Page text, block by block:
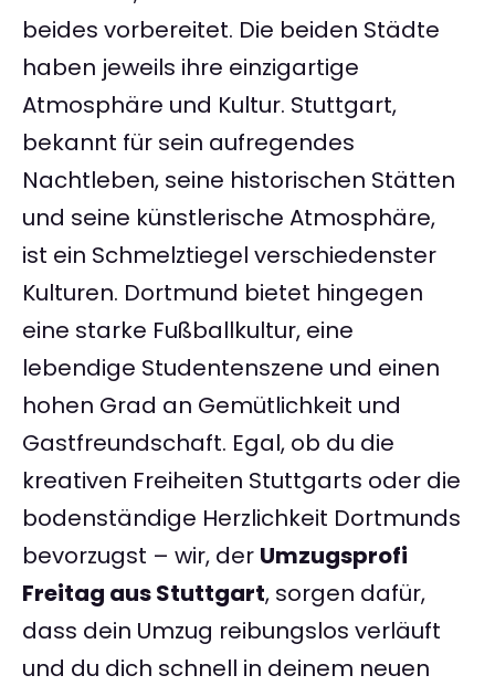
beides vorbereitet. Die beiden Städte
haben jeweils ihre einzigartige
Atmosphäre und Kultur. Stuttgart,
bekannt für sein aufregendes
Nachtleben, seine historischen Stätten
und seine künstlerische Atmosphäre,
ist ein Schmelztiegel verschiedenster
Kulturen. Dortmund bietet hingegen
eine starke Fußballkultur, eine
lebendige Studentenszene und einen
hohen Grad an Gemütlichkeit und
Gastfreundschaft. Egal, ob du die
kreativen Freiheiten Stuttgarts oder die
bodenständige Herzlichkeit Dortmunds
bevorzugst – wir, der Umzugsprofi
Freitag aus Stuttgart, sorgen dafür,
dass dein Umzug reibungslos verläuft
und du dich schnell in deinem neuen